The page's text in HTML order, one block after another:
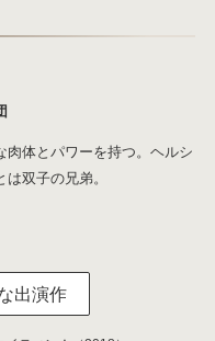
肉体とパワーを持つ。ヘルシ
は双子の兄弟。
出演作